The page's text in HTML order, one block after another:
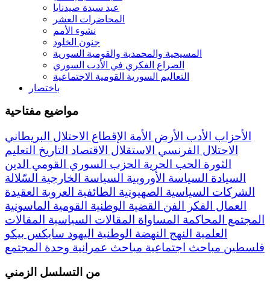
عيد سيدة صيدنايا
المحاضرات العشر
نشوء الأمم
جنون الخلود
المسيحية والمحمدية والقومية السورية
الصراع الفكري في الأدب السوري
التعاليم السورية القومية الاجتماعية
باختصار
مواضيع مفتاحية
الأحزاب
الأدب الأرض الأمة الإقطاع
الاحتلال البريطاني
الاحتلال الفرنسي
الاستقلال الاقتصاد التاريخ
التعليم
الثورة
الحب الحرية الحزب السوري القومي
الدين
السيادة
السياسة الأوروبية السياسة الخارجية
السّلالة
الشركات السياسية
الصهيونية الطائفية العروبة
العقيدة
العمال
الفكر الفن القضية الوطنية القومية
الماسونية
المجتمع
المحاكمة المساواة المقالات السياسية
المقالات
العلمية
النهج النهضة الوطنية اليهود سايكس بيكو
فلسطين مباحث اجتماعية مباحث عمرانية وحدة المجتمع
من التسلسل الزمني